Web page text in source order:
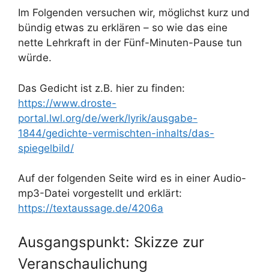
Im Folgenden versuchen wir, möglichst kurz und
bündig etwas zu erklären – so wie das eine
nette Lehrkraft in der Fünf-Minuten-Pause tun
würde.
Das Gedicht ist z.B. hier zu finden:
https://www.droste-
portal.lwl.org/de/werk/lyrik/ausgabe-
1844/gedichte-vermischten-inhalts/das-
spiegelbild/
Auf der folgenden Seite wird es in einer Audio-
mp3-Datei vorgestellt und erklärt:
https://textaussage.de/4206a
Ausgangspunkt: Skizze zur
Veranschaulichung